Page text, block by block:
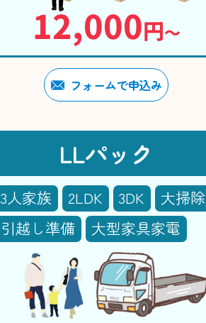
12,000円〜
フォームで申込み
LLパック
3人家族 2LDK 3DK
大掃除
引越し準備
大型家具家電